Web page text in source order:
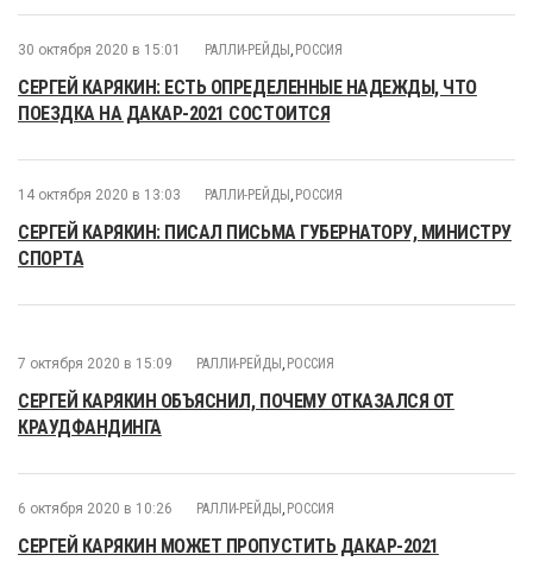
30 октября 2020 в 15:01 РАЛЛИ-РЕЙДЫ , РОССИЯ
СЕРГЕЙ КАРЯКИН: ЕСТЬ ОПРЕДЕЛЕННЫЕ НАДЕЖДЫ, ЧТО
ПОЕЗДКА НА ДАКАР-2021 СОСТОИТСЯ
14 октября 2020 в 13:03 РАЛЛИ-РЕЙДЫ , РОССИЯ
СЕРГЕЙ КАРЯКИН: ПИСАЛ ПИСЬМА ГУБЕРНАТОРУ, МИНИСТРУ
СПОРТА
7 октября 2020 в 15:09 РАЛЛИ-РЕЙДЫ , РОССИЯ
СЕРГЕЙ КАРЯКИН ОБЪЯСНИЛ, ПОЧЕМУ ОТКАЗАЛСЯ ОТ
КРАУДФАНДИНГА
6 октября 2020 в 10:26 РАЛЛИ-РЕЙДЫ , РОССИЯ
СЕРГЕЙ КАРЯКИН МОЖЕТ ПРОПУСТИТЬ ДАКАР-2021